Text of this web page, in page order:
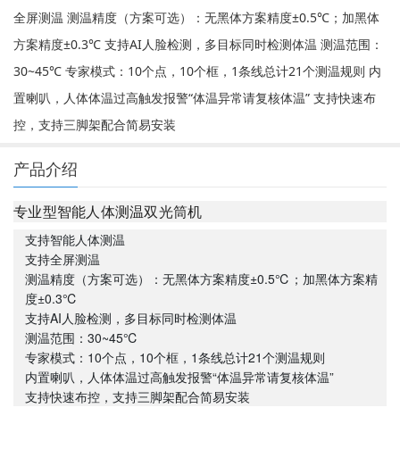
全屏测温 测温精度（方案可选）：无黑体方案精度±0.5℃；加黑体
方案精度±0.3℃ 支持AI人脸检测，多目标同时检测体温 测温范围：
30~45℃ 专家模式：10个点，10个框，1条线总计21个测温规则 内
置喇叭，人体体温过高触发报警“体温异常请复核体温” 支持快速布
控，支持三脚架配合简易安装
产品介绍
专业型智能人体测温双光筒机
支持智能人体测温
支持全屏测温
测温精度（方案可选）：无黑体方案精度±0.5℃；加黑体方案精
度±0.3℃
支持AI人脸检测，多目标同时检测体温
测温范围：30~45℃
专家模式：10个点，10个框，1条线总计21个测温规则
内置喇叭，人体体温过高触发报警“体温异常请复核体温”
支持快速布控，支持三脚架配合简易安装